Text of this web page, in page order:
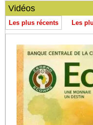
Vidéos
Les plus récents Les